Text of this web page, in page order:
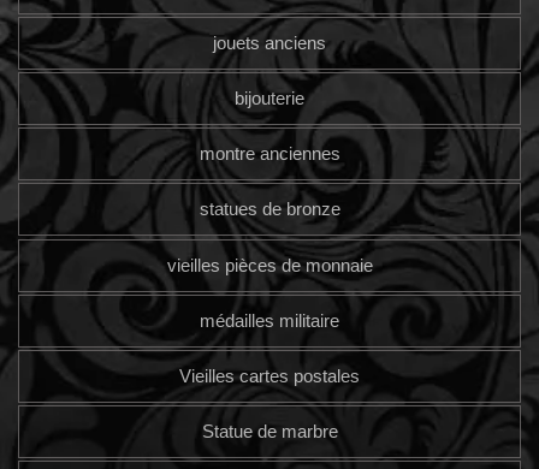
jouets anciens
bijouterie
montre anciennes
statues de bronze
vieilles pièces de monnaie
médailles militaire
Vieilles cartes postales
Statue de marbre